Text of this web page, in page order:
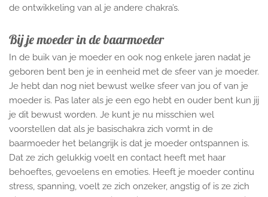
de ontwikkeling van al je andere chakra’s.
Bij je moeder in de baarmoeder
In de buik van je moeder en ook nog enkele jaren nadat je
geboren bent ben je in eenheid met de sfeer van je moeder.
Je hebt dan nog niet bewust welke sfeer van jou of van je
moeder is. Pas later als je een ego hebt en ouder bent kun jij
je dit bewust worden. Je kunt je nu misschien wel
voorstellen dat als je basischakra zich vormt in de
baarmoeder het belangrijk is dat je moeder ontspannen is.
Dat ze zich gelukkig voelt en contact heeft met haar
behoeftes, gevoelens en emoties. Heeft je moeder continu
stress, spanning, voelt ze zich onzeker, angstig of is ze zich